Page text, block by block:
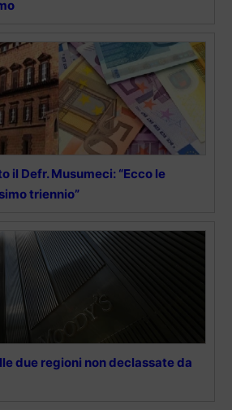
il Defr. Musumeci: “Ecco le
triennio”
due regioni non declassate da